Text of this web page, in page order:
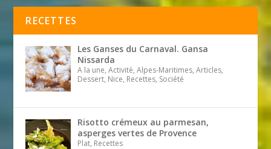
RECETTES
Les Ganses du Carnaval. Gansa
Nissarda
A la une, Activité, Alpes-Maritimes, Articles,
Dessert, Nice, Recettes, Société
Risotto crémeux au parmesan,
asperges vertes de Provence
Plat, Recettes